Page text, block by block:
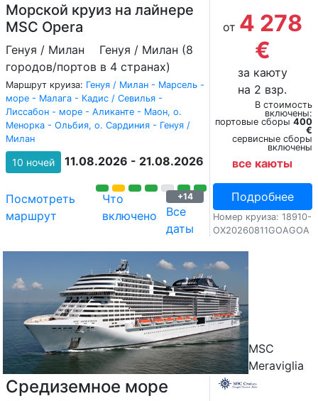
Морской круиз на лайнере
MSC Opera
Генуя / Милан
Генуя / Милан (8
городов/портов в 4 странах)
Маршрут круиза: Генуя / Милан - Марсель -
море - Малага - Кадиc / Севилья -
Лиссабон - море - Аликанте - Маон, о.
Менорка - Ольбия, о. Сардиния - Генуя /
Милан
10 ночей 11.08.2026 - 21.08.2026
Посмотреть
маршрут
Что
включено
+14
Все
даты
от 4 278
€
за каюту
на 2 взр.
В стоимость
включены:
портовые сборы 400
€
сервисные сборы
включены
все каюты
Подробнее
Номер круиза: 18910-
OX20260811GOAGOA
MSC
Meraviglia
Средиземное море